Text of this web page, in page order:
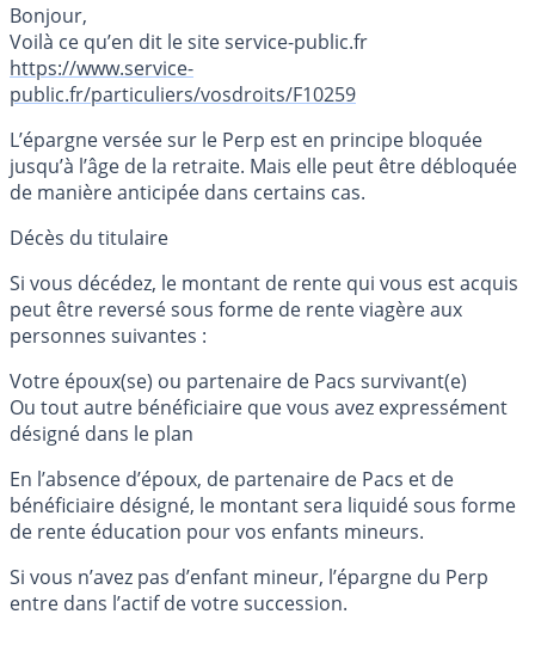
Bonjour,
Voilà ce qu’en dit le site service-public.fr
https://www.service-
public.fr/particuliers/vosdroits/F10259
L’épargne versée sur le Perp est en principe bloquée
jusqu’à l’âge de la retraite. Mais elle peut être débloquée
de manière anticipée dans certains cas.
Décès du titulaire
Si vous décédez, le montant de rente qui vous est acquis
peut être reversé sous forme de rente viagère aux
personnes suivantes :
Votre époux(se) ou partenaire de Pacs survivant(e)
Ou tout autre bénéficiaire que vous avez expressément
désigné dans le plan
En l’absence d’époux, de partenaire de Pacs et de
bénéficiaire désigné, le montant sera liquidé sous forme
de rente éducation pour vos enfants mineurs.
Si vous n’avez pas d’enfant mineur, l’épargne du Perp
entre dans l’actif de votre succession.